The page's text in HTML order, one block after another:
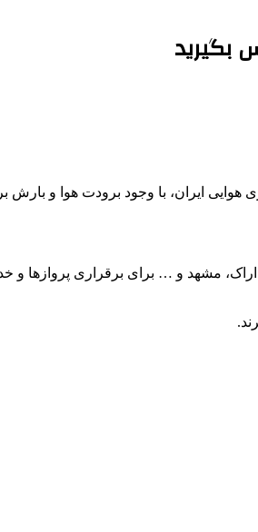
بگیرید
هوایی ایران، با وجود برودت هوا و
مشهد و … برای برقراری